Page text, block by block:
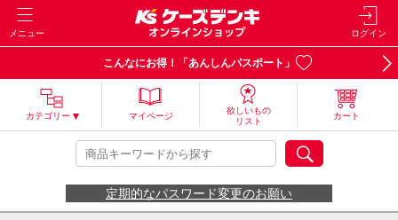
メニュー ログイン
こんなにお得！「あんしんパスポート」
カテゴリー マイページ
欲しいもの
リスト
カート
定期的なパスワード変更のお願い